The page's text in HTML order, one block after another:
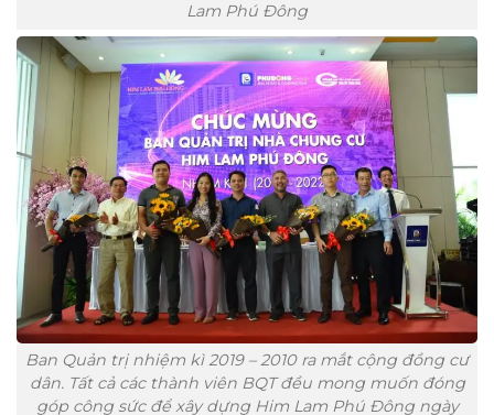
Lam Phú Đông
Ban Quản trị nhiệm kì 2019 – 2010 ra mắt cộng đồng cư
dân. Tất cả các thành viên BQT đều mong muốn đóng
góp công sức để xây dựng Him Lam Phú Đông ngày